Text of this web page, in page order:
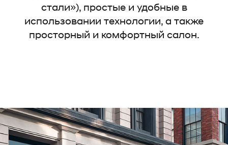
стали»), простые и удобные в
использовании технологии, а также
просторный и комфортный салон.